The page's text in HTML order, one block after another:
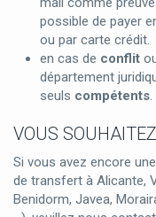
possible de payer
ou par carte crédit.
en cas de conflit
département
seuls compétents.
VOUS
Si vous avez encore
de transfert à Alicante,
Benidorm, Javea,